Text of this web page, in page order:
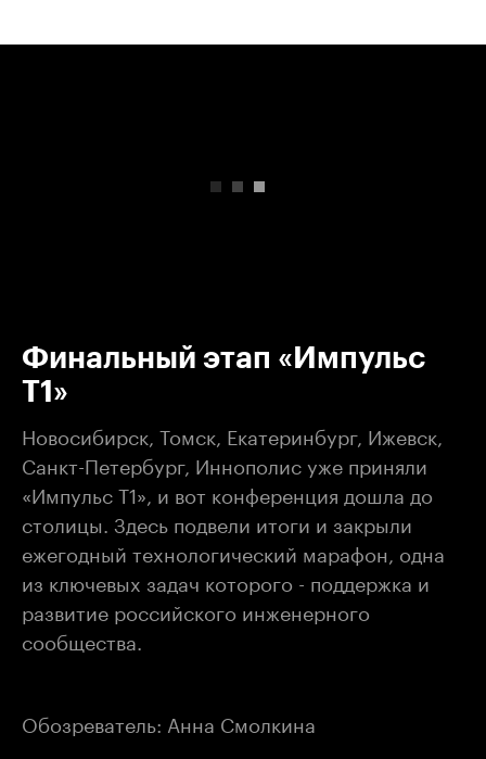
Финальный этап «Импульс
Т1»
Новосибирск, Томск, Екатеринбург, Ижевск,
Санкт-Петербург, Иннополис уже приняли
«Импульс Т1», и вот конференция дошла до
столицы. Здесь подвели итоги и закрыли
ежегодный технологический марафон, одна
из ключевых задач которого - поддержка и
развитие российского инженерного
сообщества.
Обозреватель: Анна Смолкина